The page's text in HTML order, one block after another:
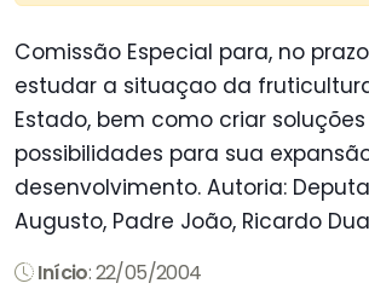
Comissão Especial para, no
estudar a situaçao da
Estado, bem como criar
possibilidades para sua
desenvolvimento. Autoria:
Augusto, Padre João, Ricardo
Início: 22/05/2004